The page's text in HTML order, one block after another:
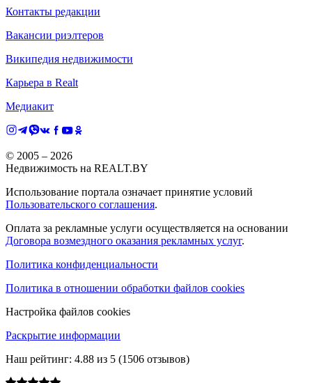
Контакты редакции
Вакансии риэлтеров
Википедия недвижимости
Карьера в Realt
Медиакит
© 2005 – 2026
Недвижимость на REALT.BY
Использование портала означает принятие условий
Пользовательского соглашения.
Оплата за рекламные услуги осуществляется на основании
Договора возмездного оказания рекламных услуг.
Политика конфиденциальности
Политика в отношении обработки файлов cookies
Настройка файлов cookies
Раскрытие информации
Наш рейтинг: 4.88 из 5 (1506 отзывов)